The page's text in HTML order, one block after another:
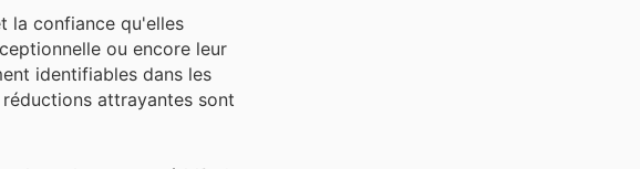
la confiance qu'elles
ou encore leur
identifiables dans les
attrayantes sont